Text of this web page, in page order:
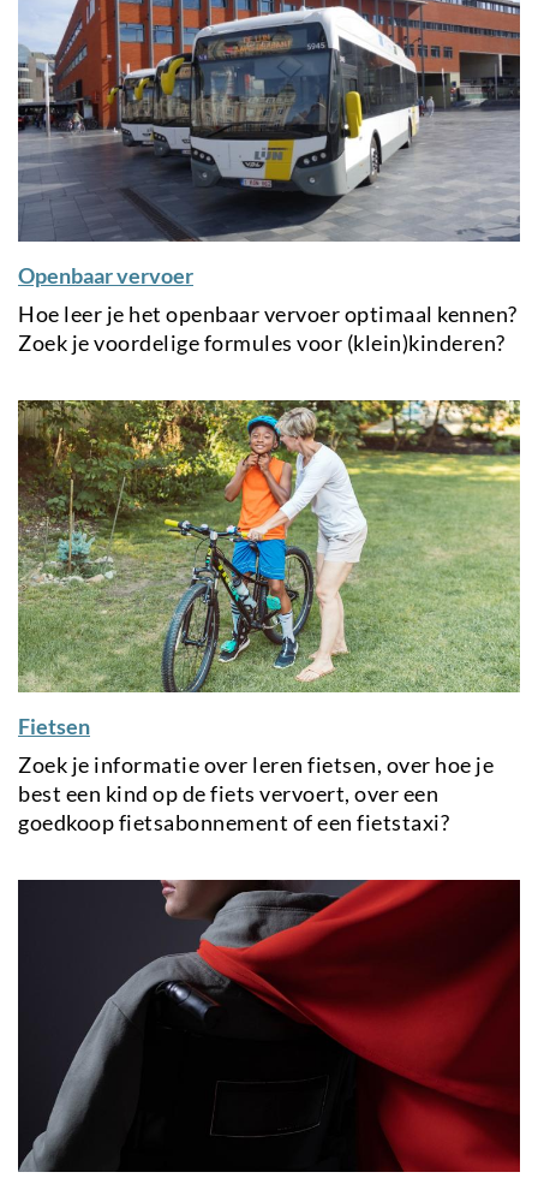
Openbaar vervoer
Hoe leer je het openbaar vervoer optimaal kennen?
Zoek je voordelige formules voor (klein)kinderen?
Fietsen
Zoek je informatie over leren fietsen, over hoe je
best een kind op de fiets vervoert, over een
goedkoop fietsabonnement of een fietstaxi?